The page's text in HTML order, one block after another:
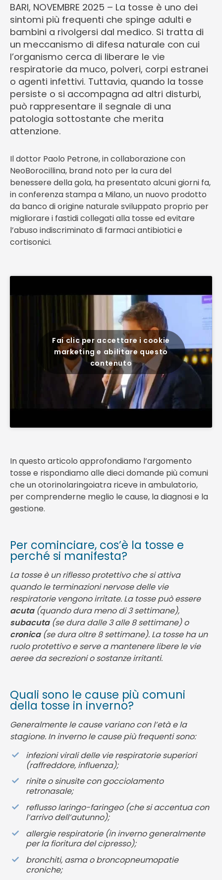
BARI, NOVEMBRE 2025 – La tosse è uno dei
sintomi più frequenti che spinge adulti e
bambini a rivolgersi dal medico. Si tratta di
un meccanismo di difesa naturale con cui
l’organismo cerca di liberare le vie
respiratorie da muco, polveri, corpi estranei
o agenti infettivi. Tuttavia, quando la tosse
persiste o si accompagna ad altri disturbi,
può rappresentare il segnale di una
patologia sottostante che merita
attenzione.
Il dottor Paolo Petrone, in collaborazione con
NeoBorocillina, brand noto per la cura del
benessere della gola, ha presentato alcuni giorni fa,
in conferenza stampa a Milano, un nuovo prodotto
da banco di origine naturale sviluppato proprio per
migliorare i fastidi collegati alla tosse ed evitare
l’abuso indiscriminato di farmaci antibiotici e
cortisonici.
Fai clic per accettare i cookie
marketing e abilitare questo
contenuto
In questo articolo approfondiamo l’argomento
tosse e rispondiamo alle dieci domande più comuni
che un otorinolaringoiatra riceve in ambulatorio,
per comprenderne meglio le cause, la diagnosi e la
gestione.
Per cominciare, cos’è la tosse e
perché si manifesta?
La tosse è un riflesso protettivo che si attiva
quando le terminazioni nervose delle vie
respiratorie vengono irritate. La tosse può essere
acuta(quando dura meno di 3 settimane),
subacuta(se dura dalle 3 alle 8 settimane) o
cronica(se dura oltre 8 settimane). La tosse ha un
ruolo protettivo e serve a mantenere libere le vie
aeree da secrezioni o sostanze irritanti.
Quali sono le cause più comuni
della tosse in inverno?
Generalmente le cause variano con l’età e la
stagione. In inverno le cause più frequenti sono:
infezioni virali delle vie respiratorie superiori
(raffreddore, influenza);
rinite o sinusite con gocciolamento
retronasale;
reflusso laringo-faringeo (che si accentua con
l’arrivo dell’autunno);
allergie respiratorie (in inverno generalmente
per la fioritura del cipresso);
bronchiti, asma o broncopneumopatie
croniche;